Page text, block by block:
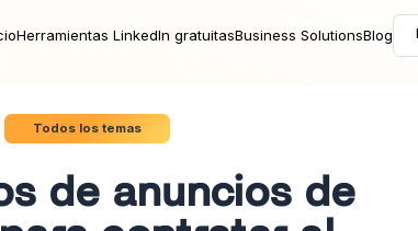
Herramientas LinkedIn gratuitasBusiness SolutionsBlog
Todos los temas
de anuncios de